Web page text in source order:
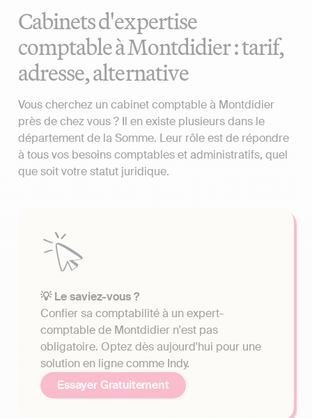
Cabinets d'expertise
comptable à Montdidier : tarif,
adresse, alternative
Vous cherchez un cabinet comptable à Montdidier
près de chez vous ? Il en existe plusieurs dans le
département de la Somme. Leur rôle est de répondre
à tous vos besoins comptables et administratifs, quel
que soit votre statut juridique.
💡 Le saviez-vous ?
Confier sa comptabilité à un expert-
comptable de Montdidier n'est pas
obligatoire. Optez dès aujourd'hui pour une
solution en ligne comme Indy.
Essayer Gratuitement